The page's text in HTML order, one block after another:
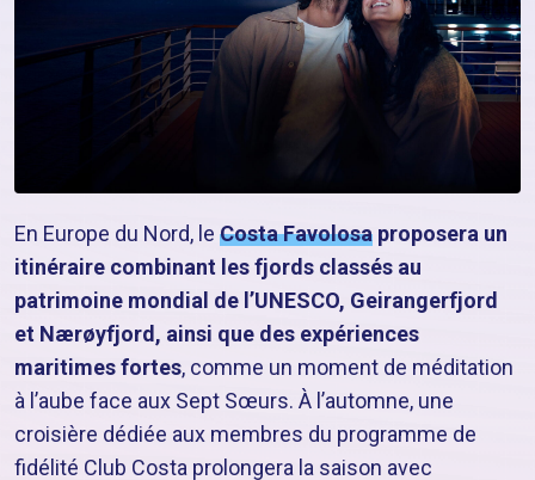
En Europe du Nord, le Costa Favolosa proposera un
itinéraire combinant les fjords classés au
patrimoine mondial de l’UNESCO, Geirangerfjord
et Nærøyfjord, ainsi que des expériences
maritimes fortes, comme un moment de méditation
à l’aube face aux Sept Sœurs. À l’automne, une
croisière dédiée aux membres du programme de
fidélité Club Costa prolongera la saison avec